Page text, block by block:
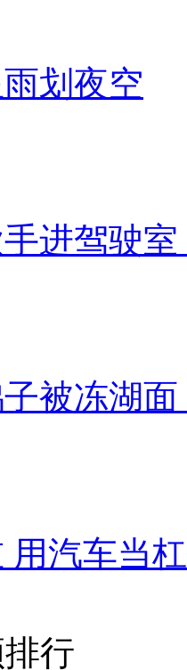
划夜空
进驾驶
被冻湖
用汽车当
行